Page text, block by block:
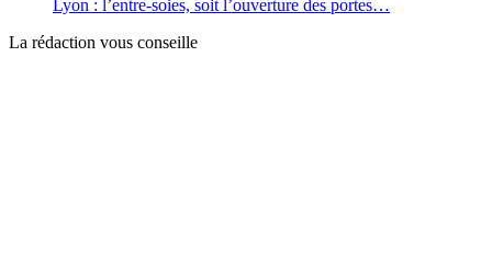
Lyon : l’entre-soies, soit l’ouverture des portes…
La rédaction vous conseille